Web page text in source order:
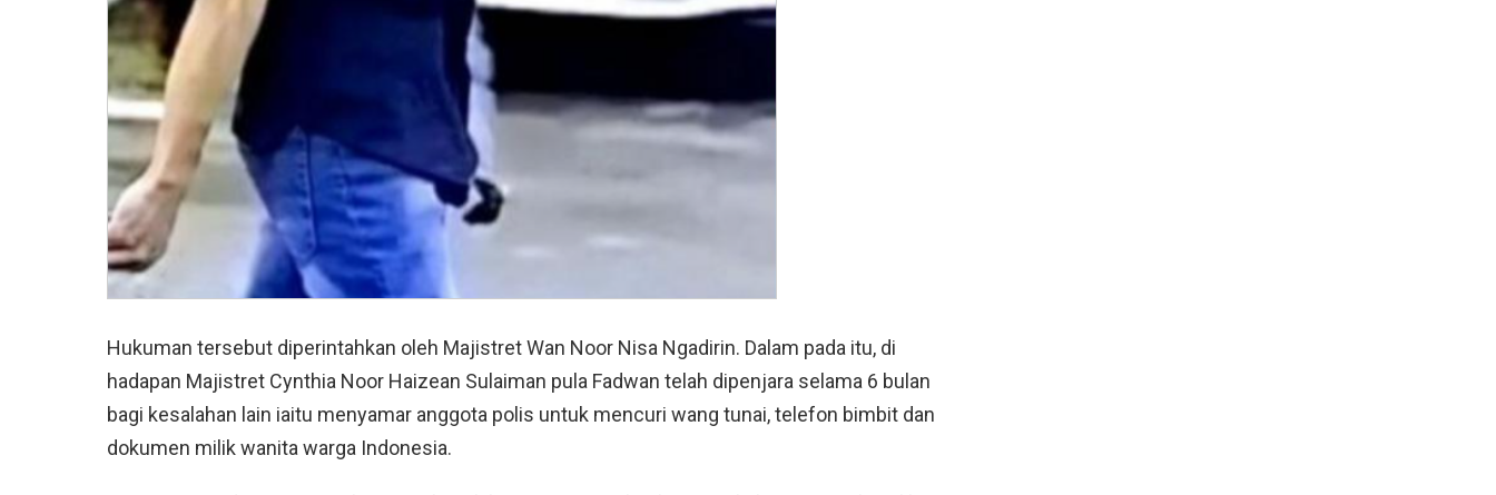
Hukuman tersebut diperintahkan oleh Majistret Wan Noor Nisa Ngadirin. Dalam pada itu, di
hadapan Majistret Cynthia Noor Haizean Sulaiman pula Fadwan telah dipenjara selama 6 bulan
bagi kesalahan lain iaitu menyamar anggota polis untuk mencuri wang tunai, telefon bimbit dan
dokumen milik wanita warga Indonesia.